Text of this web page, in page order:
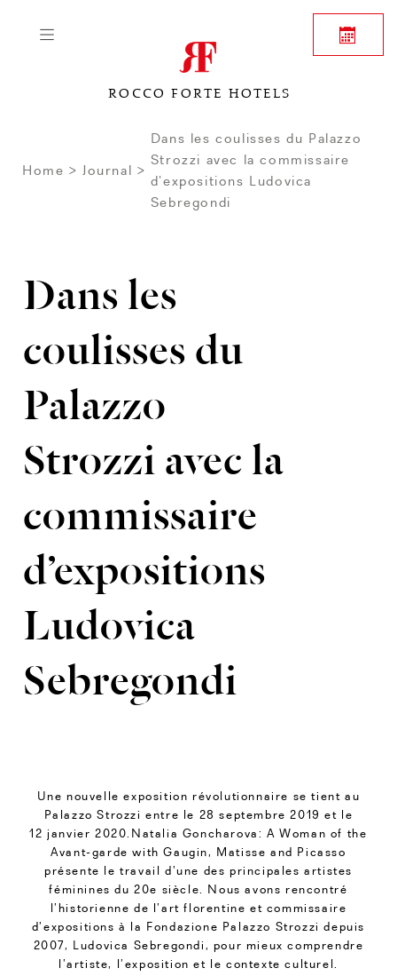
ROCCO FORTE HOTELS
Home Journal
Dans les coulisses du Palazzo
Strozzi avec la commissaire
d’expositions Ludovica
Sebregondi
Dans les
coulisses du
Palazzo
Strozzi avec la
commissaire
d’expositions
Ludovica
Sebregondi
Une nouvelle exposition révolutionnaire se tient au
Palazzo Strozzi entre le 28 septembre 2019 et le
12 janvier 2020.Natalia Goncharova: A Woman of the
Avant-garde with Gaugin, Matisse and Picasso
présente le travail d’une des principales artistes
féminines du 20e siècle. Nous avons rencontré
l’historienne de l’art florentine et commissaire
d’expositions à la Fondazione Palazzo Strozzi depuis
2007, Ludovica Sebregondi, pour mieux comprendre
l’artiste, l’exposition et le contexte culturel.